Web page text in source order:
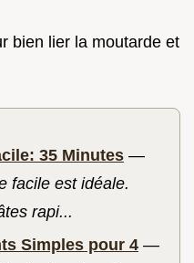
bien lier la moutarde et
35 Minutes —
facile est idéale.
rapi...
Simples pour 4 —